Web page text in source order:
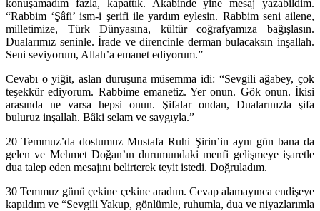
konuşamadım fazla, kapattık. Akabinde yine mesaj yazabildim.
“Rabbim ‘Şâfi’ ism-i şerifi ile yardım eylesin. Rabbim seni ailene,
milletimize, Türk Dünyasına, kültür coğrafyamıza bağışlasın.
Dualarımız seninle. İrade ve direncinle derman bulacaksın inşallah.
Seni seviyorum, Allah’a emanet ediyorum.”
Cevabı o yiğit, aslan duruşuna müsemma idi: “Sevgili ağabey, çok
teşekkür ediyorum. Rabbime emanetiz. Yer onun. Gök onun. İkisi
arasında ne varsa hepsi onun. Şifalar ondan, Dualarınızla şifa
buluruz inşallah. Bâki selam ve saygıyla.”
20 Temmuz’da dostumuz Mustafa Ruhi Şirin’in aynı gün bana da
gelen ve Mehmet Doğan’ın durumundaki menfi gelişmeye işaretle
dua talep eden mesajını belirterek teyit istedi. Doğruladım.
30 Temmuz günü çekine çekine aradım. Cevap alamayınca endişeye
kapıldım ve “Sevgili Yakup, gönlümle, ruhumla, dua ve niyazlarımla